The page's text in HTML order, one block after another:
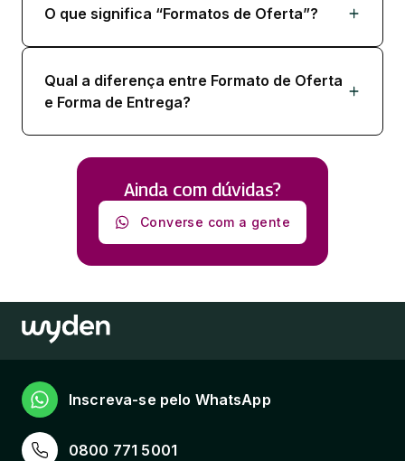
O que significa “Formatos de Oferta”?
Qual a diferença entre Formato de Oferta
e Forma de Entrega?​
Ainda com dúvidas?
Converse com a gente
0800 771 5001
Inscreva-se pelo WhatsApp